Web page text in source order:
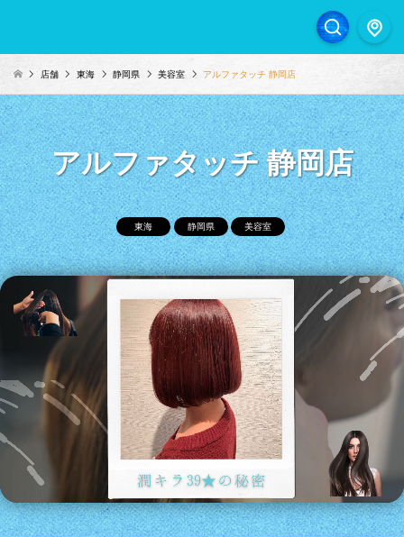
店舗 東海 静岡県 美容室 アルファタッチ 静岡店
アルファタッチ 静岡店
東海 静岡県 美容室